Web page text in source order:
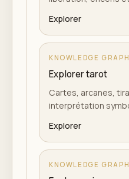
Explorer
KNOWLEDGE GRAPH
Explorer tarot
Cartes, arcanes,
interprétation
Explorer
KNOWLEDGE GRAPH